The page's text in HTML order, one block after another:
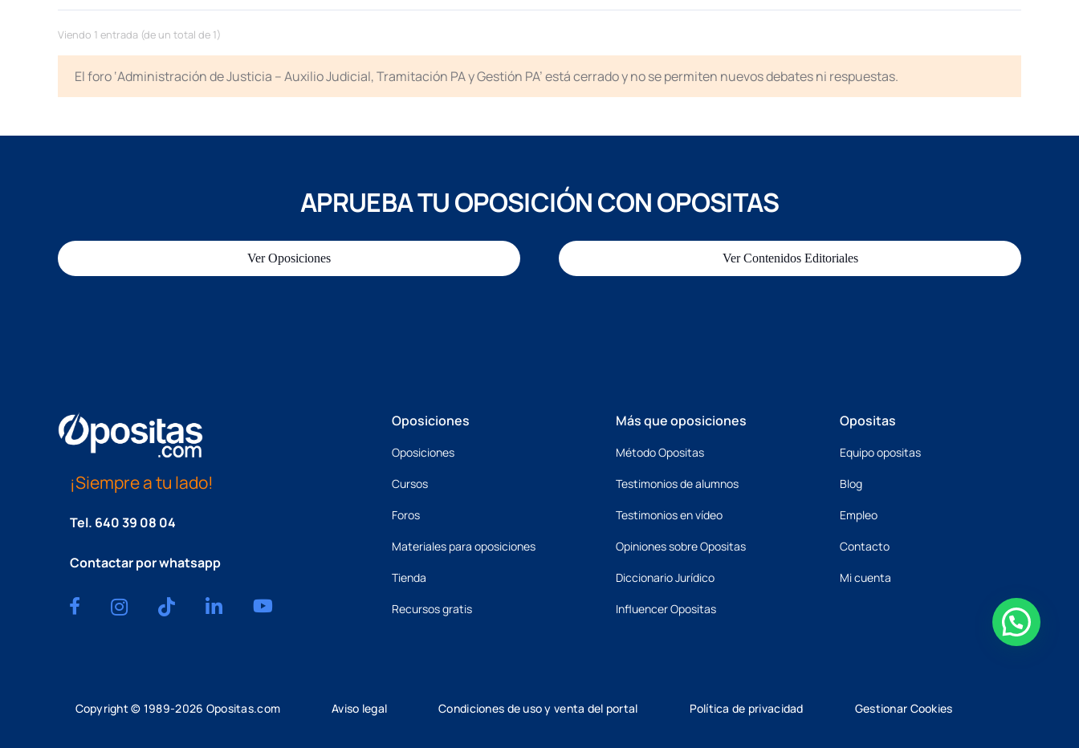
Viendo 1 entrada (de un total de 1)
El foro ‘Administración de Justicia – Auxilio Judicial, Tramitación PA y Gestión PA’ está cerrado y no se permiten nuevos debates ni respuestas.
APRUEBA TU OPOSICIÓN CON OPOSITAS
Ver Oposiciones Ver Contenidos Editoriales
¡Siempre a tu lado!
Tel. 640 39 08 04
Contactar por whatsapp
Oposiciones
Oposiciones
Cursos
Foros
Materiales para oposiciones
Tienda
Recursos gratis
Más que oposiciones
Método Opositas
Testimonios de alumnos
Testimonios en vídeo
Opiniones sobre Opositas
Diccionario Jurídico
Influencer Opositas
Opositas
Equipo opositas
Blog
Empleo
Contacto
Mi cuenta
Copyright © 1989-2026 Opositas.com Aviso legal Condiciones de uso y venta del portal Política de privacidad Gestionar Cookies